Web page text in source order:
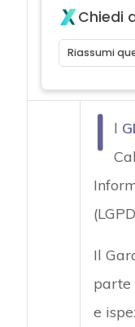
Chiedi
Riassumi
I l
Il
parte
e